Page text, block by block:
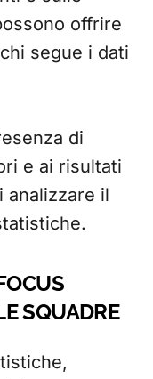
offrire
segue i dati
di
e ai risultati
analizzare il
SQUADRE